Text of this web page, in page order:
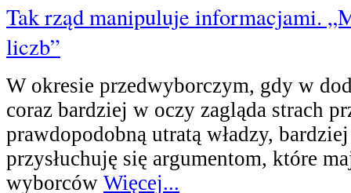
Tak rząd manipuluje informacjami.
liczb”
W okresie przedwyborczym, gdy w
coraz bardziej w oczy zagląda strach
prawdopodobną utratą władzy,
przysłuchuję się argumentom, które
wyborców Więcej...